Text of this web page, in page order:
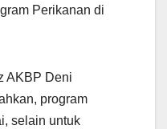
Perikanan di
AKBP Deni
program
selain untuk